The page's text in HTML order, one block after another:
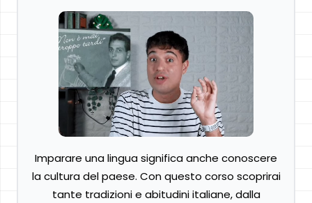
Imparare una lingua significa anche conoscere
la cultura del paese. Con questo corso scoprirai
tante tradizioni e abitudini italiane, dalla